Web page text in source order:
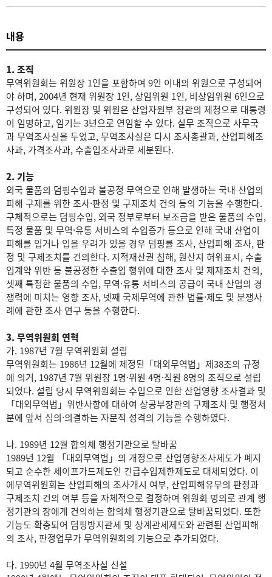
내용
1. 조직
무역위원회는 위원장 1인을 포함하여 9인 이내의 위원으로 구성되어
야 하며, 2004년 현재 위원장 1인, 상임위원 1인, 비상임위원 6인으로
구성되어 있다. 위원장 및 위원은 산업자원부 장관의 제청으로 대통령
이 임명하고, 임기는 3년으로 연임할 수 있다. 실무 조직으로 사무국
과 무역조사실을 두었고, 무역조사실은 다시 조사총괄과, 산업피해조
사과, 가격조사과, 수출입조사과로 세분된다.
2. 기능
외국 물품의 덤핑수입과 불공정 무역으로 인해 발생하는 국내 산업의
피해 구제를 위한 조사·판정 및 구제조치 건의 등의 기능을 수행한다.
구체적으로는 덤핑수입, 외국 정부로부터 보조금을 받은 물품의 수입,
특정 물품 및 무역·유통 서비스의 수입증가 등으로 인해 국내 산업이
피해를 입거나 입을 우려가 있을 경우 덤핑률 조사, 산업피해 조사, 판
정 및 구제조치를 건의한다. 지적재산권 침해, 원산지 허위표시, 수출
입계약 위반 등 불공정한 수출입 행위에 대한 조사 및 제재조치 건의,
셋째 특정한 물품의 수입, 무역·유통 서비스의 공급이 국내 산업의 경
쟁력에 미치는 영향 조사, 넷째 국제무역에 관한 법률·제도 및 분쟁사
례에 관한 조사 연구 등을 수행한다.
3. 무역위원회 연혁
가. 1987년 7월 무역위원회 설립
무역위원회는 1986년 12월에 제정된「대외무역법」제38조의 규정
에 의거, 1987년 7월 위원장 1명·위원 4명·직원 8명의 조직으로 설립
되었다. 설립 당시 무역위원회는 수입으로 인한 산업영향 조사결과 및
「대외무역법」위반사항에 대하여 상공부장관의 구제조치 및 행정처
분에 앞서 심의·의결하는 자문적 성격의 기능을 수행하였다.
나. 1989년 12월 합의체 행정기관으로 탈바꿈
1989년 12월 「대외무역법」의 개정으로 산업영향조사제도가 폐지
되고 순수한 세이프가드제도인 긴급수입제한제도로 대체되었다. 이
에무역위원회는 산업피해의 조사개시 여부, 산업피해유무의 판정과
구제조치 건의 여부 등을 자체적으로 결정하여 위원회 명의로 관계 행
정기관의 장에게 건의하는 합의체 행정기관으로 탈바꿈되었다. 또한
기능도 확충되어 덤핑방지관세 및 상계관세제도와 관련된 산업피해
의 조사, 판정업무가 무역위원회의 기능으로 추가되었다.
다. 1990년 4월 무역조사실 신설